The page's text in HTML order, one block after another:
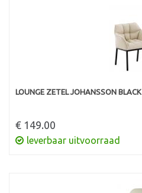
LOUNGE ZETEL JOHANSSON BLACK
€ 149.00
leverbaar uitvoorraad